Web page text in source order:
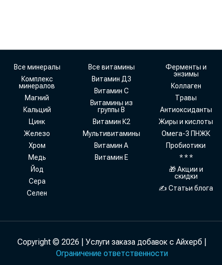
Все минералы
Комплекс
минералов
Магний
Кальций
Цинк
Железо
Хром
Медь
Йод
Сера
Селен
Все витамины
Витамин Д3
Витамин С
Витамины из
группы В
Витамин К2
Мультивитамины
Витамин А
Витамин Е
Ферменты и
энзимы
Коллаген
Травы
Антиоксиданты
Жиры и кислоты
Омега-3 ПНЖК
Пробиотики
* * *
🎁 Акции и
скидки
✍ Статьи блога
Copyright © 2026 | Услуги заказа добавок с Айхерб |
Ограничение ответственности